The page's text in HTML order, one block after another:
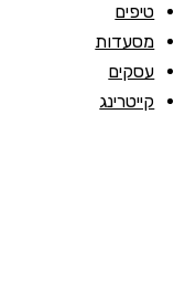
טיפים
מסעדות
עסקים
קייטרינג